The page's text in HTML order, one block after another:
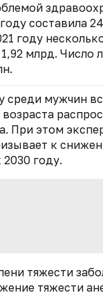
составила
году
млрд.
среди мужчин
При этом
к
году.
тяжести
тяжести